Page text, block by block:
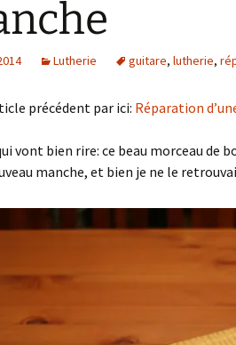
Lutherie guitare, lutherie,
précédent par ici: Réparation
vont bien rire: ce beau morceau de
manche, et bien je ne le